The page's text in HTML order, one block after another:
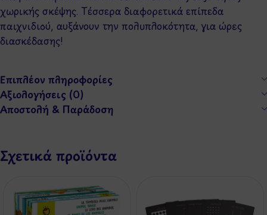
χωρικής σκέψης. Τέσσερα διαφορετικά επίπεδα
παιχνιδιού, αυξάνουν την πολυπλοκότητα, για ώρες
διασκέδασης!
Επιπλέον πληροφορίες
Αξιολογήσεις (0)
Αποστολή & Παράδοση
Σχετικά προϊόντα